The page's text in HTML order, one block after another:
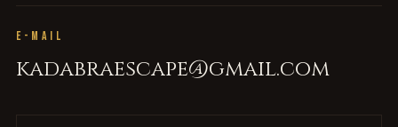
E-MAIL
kadabraescape@gmail.com